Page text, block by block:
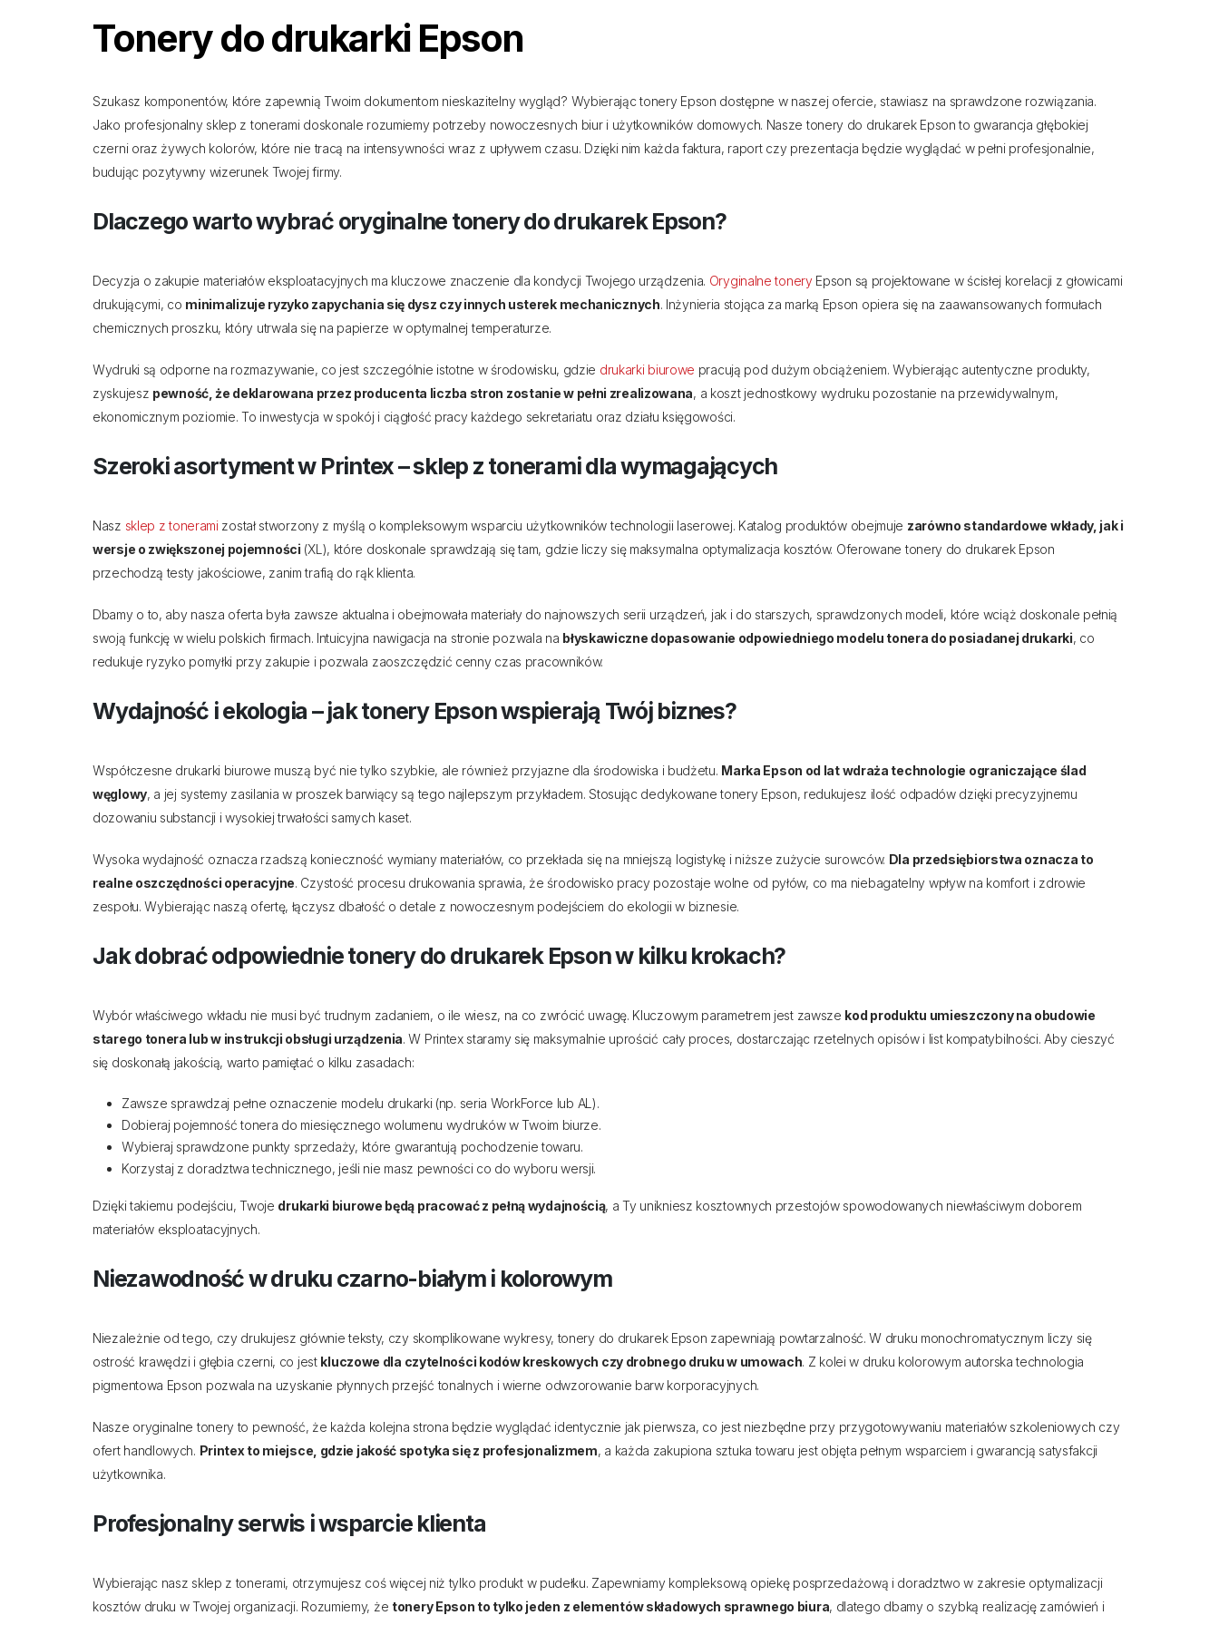
Tonery do drukarki Epson
Szukasz komponentów, które zapewnią Twoim dokumentom nieskazitelny wygląd? Wybierając tonery Epson dostępne w naszej ofercie, stawiasz na sprawdzone rozwiązania.
Jako profesjonalny sklep z tonerami doskonale rozumiemy potrzeby nowoczesnych biur i użytkowników domowych. Nasze tonery do drukarek Epson to gwarancja głębokiej
czerni oraz żywych kolorów, które nie tracą na intensywności wraz z upływem czasu. Dzięki nim każda faktura, raport czy prezentacja będzie wyglądać w pełni profesjonalnie,
budując pozytywny wizerunek Twojej firmy.
Dlaczego warto wybrać oryginalne tonery do drukarek Epson?
Decyzja o zakupie materiałów eksploatacyjnych ma kluczowe znaczenie dla kondycji Twojego urządzenia. Oryginalne toneryEpson są projektowane w ścisłej korelacji z głowicami
drukującymi, co minimalizuje ryzyko zapychania się dysz czy innych usterek mechanicznych. Inżynieria stojąca za marką Epson opiera się na zaawansowanych formułach
chemicznych proszku, który utrwala się na papierze w optymalnej temperaturze.
Wydruki są odporne na rozmazywanie, co jest szczególnie istotne w środowisku, gdzie drukarki biurowe pracują pod dużym obciążeniem. Wybierając autentyczne produkty,
zyskujesz pewność, że deklarowana przez producenta liczba stron zostanie w pełni zrealizowana, a koszt jednostkowy wydruku pozostanie na przewidywalnym,
ekonomicznym poziomie. To inwestycja w spokój i ciągłość pracy każdego sekretariatu oraz działu księgowości.
Szeroki asortyment w Printex – sklep z tonerami dla wymagających
Nasz sklep z toneramizostał stworzony z myślą o kompleksowym wsparciu użytkowników technologii laserowej. Katalog produktów obejmuje zarówno standardowe wkłady, jak i
wersje o zwiększonej pojemności (XL), które doskonale sprawdzają się tam, gdzie liczy się maksymalna optymalizacja kosztów. Oferowane tonery do drukarek Epson
przechodzą testy jakościowe, zanim trafią do rąk klienta.
Dbamy o to, aby nasza oferta była zawsze aktualna i obejmowała materiały do najnowszych serii urządzeń, jak i do starszych, sprawdzonych modeli, które wciąż doskonale pełnią
swoją funkcję w wielu polskich firmach. Intuicyjna nawigacja na stronie pozwala na błyskawiczne dopasowanie odpowiedniego modelu tonera do posiadanej drukarki, co
redukuje ryzyko pomyłki przy zakupie i pozwala zaoszczędzić cenny czas pracowników.
Wydajność i ekologia – jak tonery Epson wspierają Twój biznes?
Współczesne drukarki biurowe muszą być nie tylko szybkie, ale również przyjazne dla środowiska i budżetu. Marka Epson od lat wdraża technologie ograniczające ślad
węglowy, a jej systemy zasilania w proszek barwiący są tego najlepszym przykładem. Stosując dedykowane tonery Epson, redukujesz ilość odpadów dzięki precyzyjnemu
dozowaniu substancji i wysokiej trwałości samych kaset.
Wysoka wydajność oznacza rzadszą konieczność wymiany materiałów, co przekłada się na mniejszą logistykę i niższe zużycie surowców. Dla przedsiębiorstwa oznacza to
realne oszczędności operacyjne. Czystość procesu drukowania sprawia, że środowisko pracy pozostaje wolne od pyłów, co ma niebagatelny wpływ na komfort i zdrowie
zespołu. Wybierając naszą ofertę, łączysz dbałość o detale z nowoczesnym podejściem do ekologii w biznesie.
Jak dobrać odpowiednie tonery do drukarek Epson w kilku krokach?
Wybór właściwego wkładu nie musi być trudnym zadaniem, o ile wiesz, na co zwrócić uwagę. Kluczowym parametrem jest zawsze kod produktu umieszczony na obudowie
starego tonera lub w instrukcji obsługi urządzenia. W Printex staramy się maksymalnie uprościć cały proces, dostarczając rzetelnych opisów i list kompatybilności. Aby cieszyć
się doskonałą jakością, warto pamiętać o kilku zasadach:
Zawsze sprawdzaj pełne oznaczenie modelu drukarki (np. seria WorkForce lub AL).
Dobieraj pojemność tonera do miesięcznego wolumenu wydruków w Twoim biurze.
Wybieraj sprawdzone punkty sprzedaży, które gwarantują pochodzenie towaru.
Korzystaj z doradztwa technicznego, jeśli nie masz pewności co do wyboru wersji.
Dzięki takiemu podejściu, Twoje drukarki biurowe będą pracować z pełną wydajnością, a Ty unikniesz kosztownych przestojów spowodowanych niewłaściwym doborem
materiałów eksploatacyjnych.
Niezawodność w druku czarno-białym i kolorowym
Niezależnie od tego, czy drukujesz głównie teksty, czy skomplikowane wykresy, tonery do drukarek Epson zapewniają powtarzalność. W druku monochromatycznym liczy się
ostrość krawędzi i głębia czerni, co jest kluczowe dla czytelności kodów kreskowych czy drobnego druku w umowach. Z kolei w druku kolorowym autorska technologia
pigmentowa Epson pozwala na uzyskanie płynnych przejść tonalnych i wierne odwzorowanie barw korporacyjnych.
Nasze oryginalne tonery to pewność, że każda kolejna strona będzie wyglądać identycznie jak pierwsza, co jest niezbędne przy przygotowywaniu materiałów szkoleniowych czy
ofert handlowych. Printex to miejsce, gdzie jakość spotyka się z profesjonalizmem, a każda zakupiona sztuka towaru jest objęta pełnym wsparciem i gwarancją satysfakcji
użytkownika.
Profesjonalny serwis i wsparcie klienta
Wybierając nasz sklep z tonerami, otrzymujesz coś więcej niż tylko produkt w pudełku. Zapewniamy kompleksową opiekę posprzedażową i doradztwo w zakresie optymalizacji
kosztów druku w Twojej organizacji. Rozumiemy, że tonery Epson to tylko jeden z elementów składowych sprawnego biura, dlatego dbamy o szybką realizację zamówień i